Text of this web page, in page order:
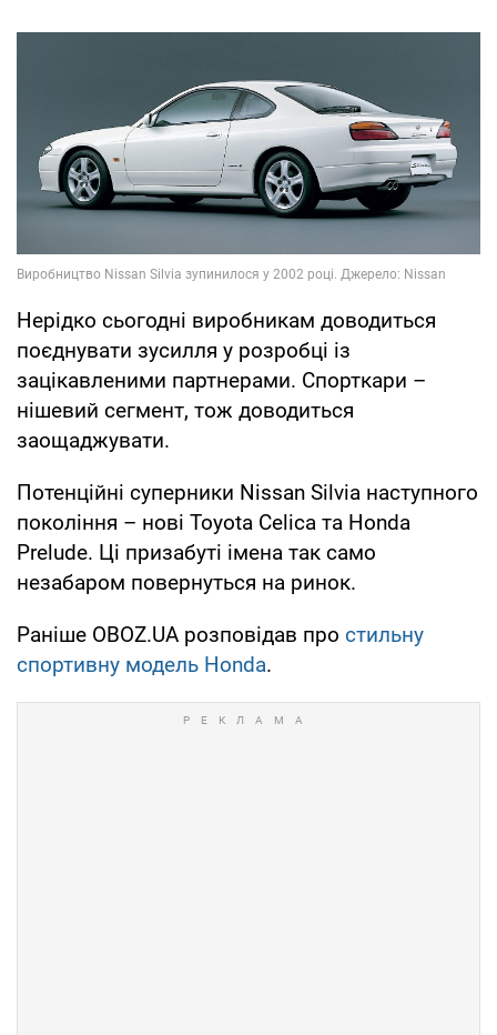
Нерідко сьогодні виробникам доводиться
поєднувати зусилля у розробці із
зацікавленими партнерами. Спорткари –
нішевий сегмент, тож доводиться
заощаджувати.
Потенційні суперники Nissan Silvia наступного
покоління – нові Toyota Celica та Honda
Prelude. Ці призабуті імена так само
незабаром повернуться на ринок.
Раніше OBOZ.UA розповідав про стильну
спортивну модель Honda.